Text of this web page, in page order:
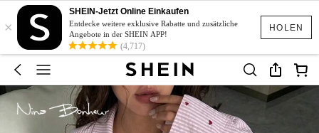
HOLEN
×
SHEIN-Jetzt Online Einkaufen
Entdecke weitere exklusive Rabatte und zusätzliche
Angebote in der SHEIN APP!
(4,717)